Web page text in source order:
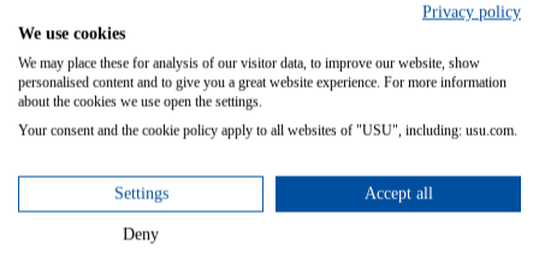
In dieser Schulung lernen Sie die allgemeinen Lizenzierungsregeln
und Metriken von Microsoft kennen. Sie lernen, wie Sie das
Software-Rohinventar in USU License Management erfassen und
bearbeiten.
Verstehen von Microsofts Lizenzierungsbedingungen und
Vertragsmodellen
Privacy policy
We use cookies
We may place these for analysis of our visitor data, to improve our website, show
personalised content and to give you a great website experience. For more information
about the cookies we use open the settings.
Your consent and the cookie policy apply to all websites of "USU", including: usu.com.
Settings Accept all
Deny